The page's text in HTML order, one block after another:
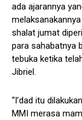
ada ajarannya
shalat jumat
para sahabatnya
tebuka ketika
Jibriel.
“I’dad itu
MMI merasa